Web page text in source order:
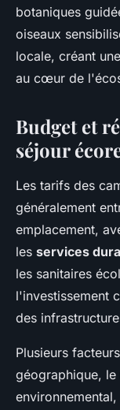
botaniques
oiseaux
locale, créant
au cœur de
Budget et
séjour
Les tarifs des
généralement
emplacement,
les services
les sanitaires
l'investissement
des
Plusieurs
géographique,